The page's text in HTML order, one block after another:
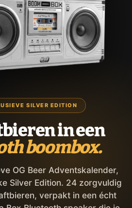
SILVER EDITION
in een
boombox.
OG Beer Adventskalender,
Silver Edition. 24 zorgvuldig
verpakt in een écht